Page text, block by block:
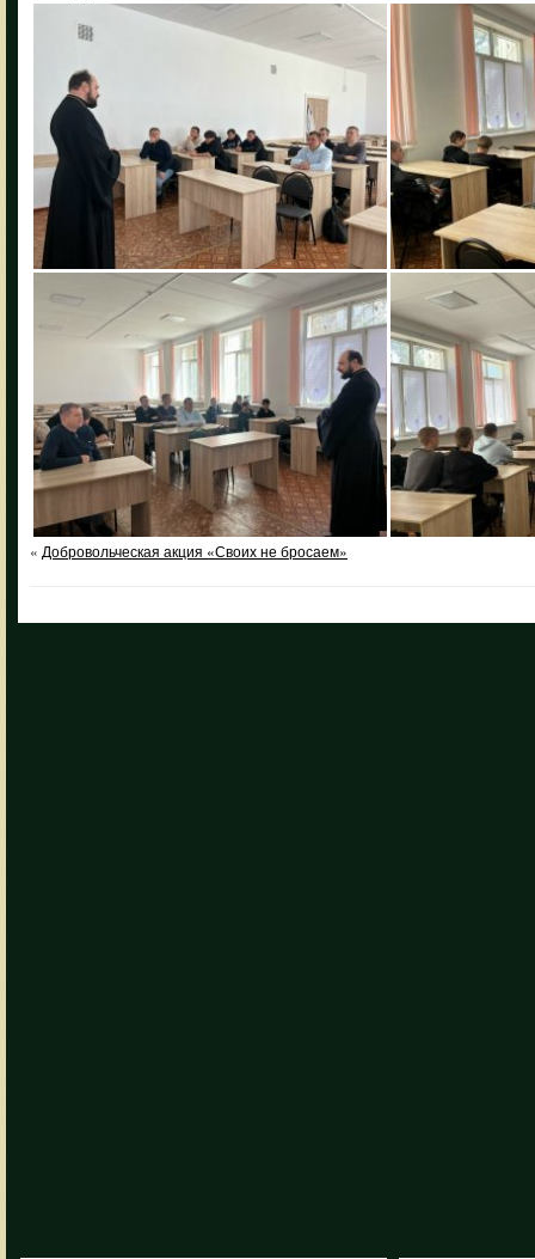
« Добровольческая акция «Своих не бросаем»